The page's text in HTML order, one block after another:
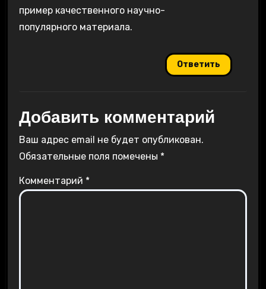
пример качественного научно-
популярного материала.
Ответить
Добавить комментарий
Ваш адрес email не будет опубликован.
Обязательные поля помечены *
Комментарий *